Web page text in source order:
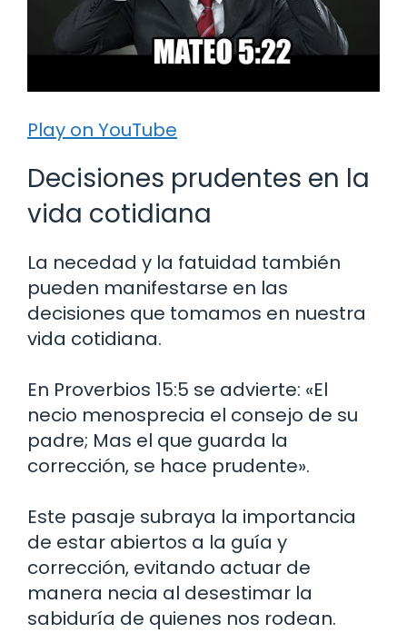
Play on YouTube
Decisiones prudentes en la
vida cotidiana
La necedad y la fatuidad también
pueden manifestarse en las
decisiones que tomamos en nuestra
vida cotidiana.
En Proverbios 15:5 se advierte: «El
necio menosprecia el consejo de su
padre; Mas el que guarda la
corrección, se hace prudente».
Este pasaje subraya la importancia
de estar abiertos a la guía y
corrección, evitando actuar de
manera necia al desestimar la
sabiduría de quienes nos rodean.